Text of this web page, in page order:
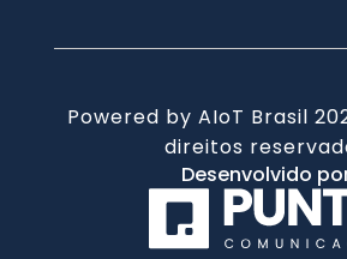
Powered by AIoT Brasil
direitos
Desenvolvido